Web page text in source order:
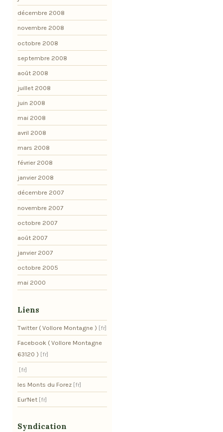
décembre 2008
novembre 2008
octobre 2008
septembre 2008
août 2008
juillet 2008
juin 2008
mai 2008
avril 2008
mars 2008
février 2008
janvier 2008
décembre 2007
novembre 2007
octobre 2007
août 2007
janvier 2007
octobre 2005
mai 2000
Liens
Twitter ( Vollore Montagne )
Facebook ( Vollore Montagne
63120 )
les Monts du Forez
Eur'Net
Syndication